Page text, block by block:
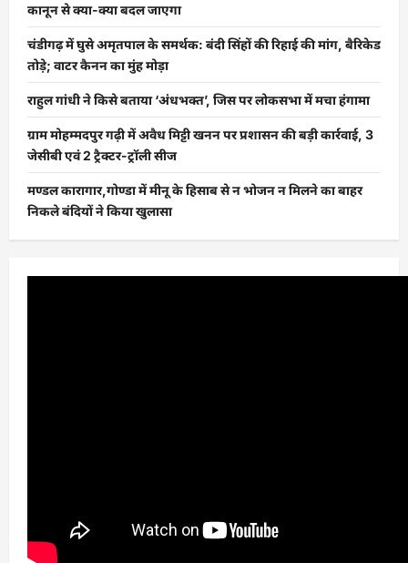
कानून से क्या-क्या बदल जाएगा
चंडीगढ़ में घुसे अमृतपाल के समर्थक: बंदी सिंहों की रिहाई की मांग, बैरिकेड
तोड़े; वाटर कैनन का मुंह मोड़ा
राहुल गांधी ने किसे बताया ‘अंधभक्त’, जिस पर लोकसभा में मचा हंगामा
ग्राम मोहम्मदपुर गढ़ी में अवैध मिट्टी खनन पर प्रशासन की बड़ी कार्रवाई, 3
जेसीबी एवं 2 ट्रैक्टर-ट्रॉली सीज
मण्डल कारागार,गोण्डा में मीनू के हिसाब से न भोजन न मिलने का बाहर
निकले बंदियों ने किया खुलासा